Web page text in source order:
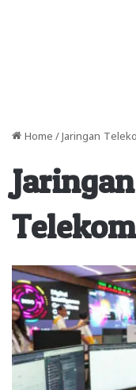
Home / Jaringan
Jaringan